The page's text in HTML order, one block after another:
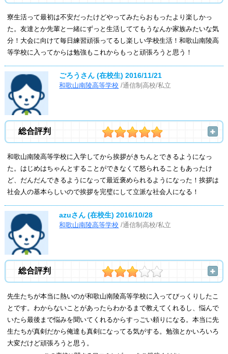
寮生活って最初は不安だったけどやってみたらおもったより楽しかっ
た。友達とか先輩と一緒にずっと生活しててもうなんか家族みたいな気
分！大会に向けて毎日練習頑張ってるし楽しい学校生活！和歌山南陵高
等学校に入ってからは勉強もこれからもっと頑張ろうと思う！
ごろうさん (在校生)2016/11/21
和歌山南陵高等学校 /通信制高校/私立
総合評判
和歌山南陵高等学校に入学してから挨拶がきちんとできるようになっ
た。はじめはちゃんとすることができなくて怒られることもあったけ
ど、だんだんできるようになって最近褒められるようになった！挨拶は
社会人の基本らしいので挨拶を完璧にして立派な社会人になる！
azuさん (在校生)2016/10/28
和歌山南陵高等学校 /通信制高校/私立
総合評判
先生たちが本当に熱いのが和歌山南陵高等学校に入ってびっくりしたこ
とです。わからないことがあったらわかるまで教えてくれるし、悩んで
いたら最後まで悩みを聞いてくれるからすっごい頼りになる。本当に先
生たちが真剣だから俺達も真剣になってる気がする。勉強とかいろいろ
大変だけど頑張ろうと思う。